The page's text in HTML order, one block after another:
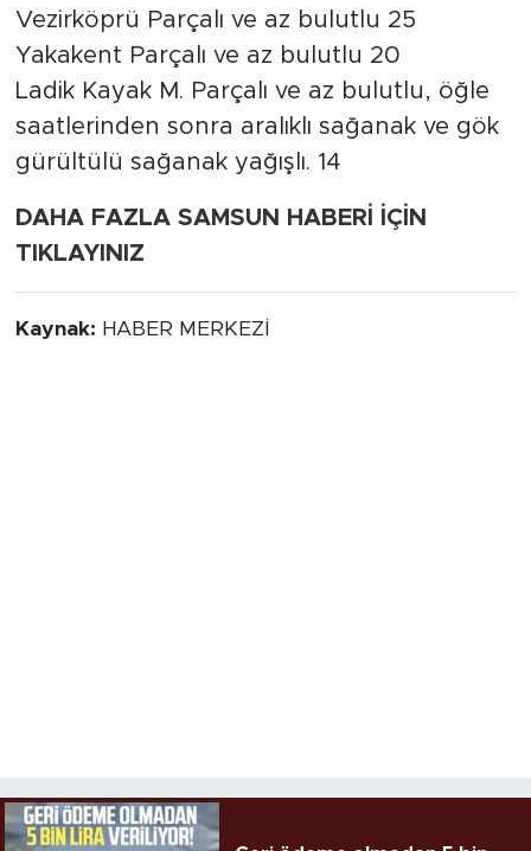
Vezirköprü Parçalı ve az bulutlu 25
Yakakent Parçalı ve az bulutlu 20
Ladik Kayak M. Parçalı ve az bulutlu, öğle
saatlerinden sonra aralıklı sağanak ve gök
gürültülü sağanak yağışlı. 14
DAHA FAZLA SAMSUN HABERİ İÇİN
TIKLAYINIZ
Kaynak: HABER MERKEZİ